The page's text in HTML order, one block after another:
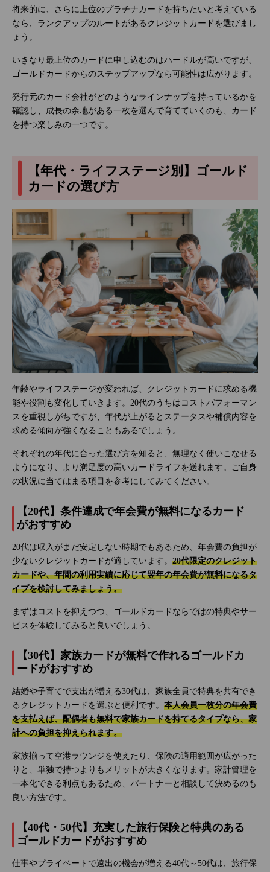
将来的に、さらに上位のプラチナカードを持ちたいと考えている
なら、ランクアップのルートがあるクレジットカードを選びまし
ょう。
いきなり最上位のカードに申し込むのはハードルが高いですが、
ゴールドカードからのステップアップなら可能性は広がります。
発行元のカード会社がどのようなラインナップを持っているかを
確認し、成長の余地がある一枚を選んで育てていくのも、カード
を持つ楽しみの一つです。
【年代・ライフステージ別】ゴールド
カードの選び方
年齢やライフステージが変われば、クレジットカードに求める機
能や役割も変化していきます。20代のうちはコストパフォーマン
スを重視しがちですが、年代が上がるとステータスや補償内容を
求める傾向が強くなることもあるでしょう。
それぞれの年代に合った選び方を知ると、無理なく使いこなせる
ようになり、より満足度の高いカードライフを送れます。ご自身
の状況に当てはまる項目を参考にしてみてください。
【20代】条件達成で年会費が無料になるカード
がおすすめ
20代は収入がまだ安定しない時期でもあるため、年会費の負担が
少ないクレジットカードが適しています。 20代限定のクレジット
カードや、年間の利用実績に応じて翌年の年会費が無料になるタ
イプを検討してみましょう。
まずはコストを抑えつつ、ゴールドカードならではの特典やサー
ビスを体験してみると良いでしょう。
【30代】家族カードが無料で作れるゴールドカ
ードがおすすめ
結婚や子育てで支出が増える30代は、家族全員で特典を共有でき
るクレジットカードを選ぶと便利です。 本人会員一枚分の年会費
を支払えば、配偶者も無料で家族カードを持てるタイプなら、家
計への負担を抑えられます。
家族揃って空港ラウンジを使えたり、保険の適用範囲が広がった
りと、単独で持つよりもメリットが大きくなります。家計管理を
一本化できる利点もあるため、パートナーと相談して決めるのも
良い方法です。
【40代・50代】充実した旅行保険と特典のある
ゴールドカードがおすすめ
仕事やプライベートで遠出の機会が増える40代～50代は、旅行保